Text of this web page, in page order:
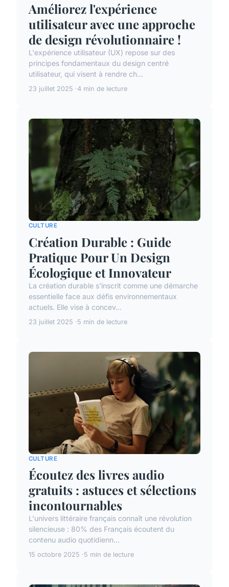
Améliorez l'expérience
utilisateur avec une approche
de design révolutionnaire !
L'expérience utilisateur (UX) repose sur des
principes fondamentaux du design centré
utilisateur, qui visent à rendre ch...
23 juillet 2025 4 min de lecture
CULTURE
Création Durable : Guide
Pratique Pour Un Design
Écologique et Innovateur
La création durable s'inscrit comme une démarche
essentielle face aux défis environnementaux
actuels. Elle vise à concev...
23 juillet 2025 5 min de lecture
CULTURE
Écoutez des livres audio
gratuits : astuces et sélections
incontournables
L'univers littéraire français connaît une révolution
silencieuse : 80% des Français écoutent du
contenu audio quotidienn...
15 octobre 2025 5 min de lecture